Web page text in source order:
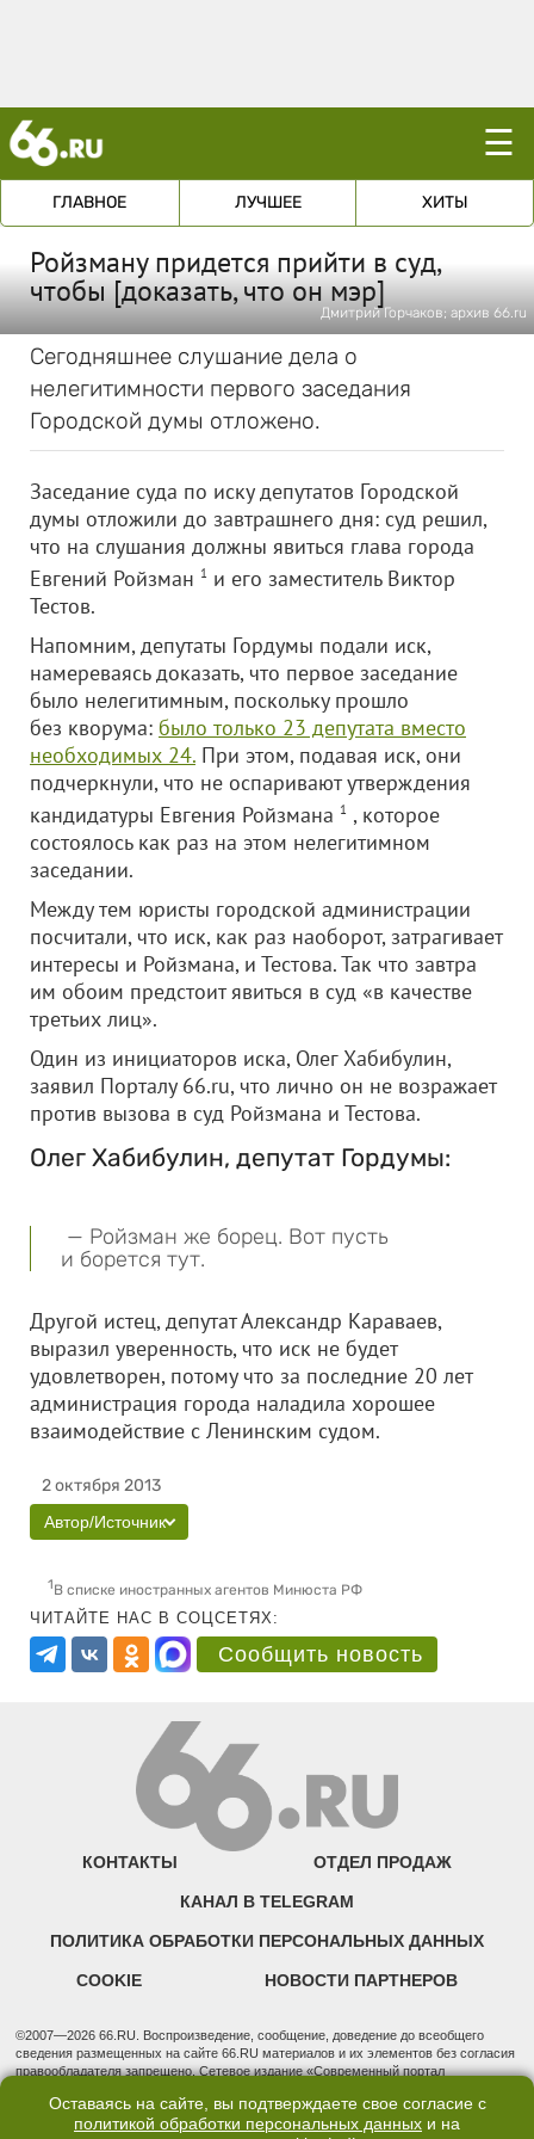
☰
ГЛАВНОЕ ЛУЧШЕЕ ХИТЫ
Ройзману придется прийти в суд,
чтобы [доказать, что он мэр]
Дмитрий Горчаков; архив 66.ru
Сегодняшнее слушание дела о
нелегитимности первого заседания
Городской думы отложено.
Заседание суда по иску депутатов Городской
думы отложили до завтрашнего дня: суд решил,
что на слушания должны явиться глава города
Евгений Ройзман 1 и его заместитель Виктор
Тестов.
Напомним, депутаты Гордумы подали иск,
намереваясь доказать, что первое заседание
было нелегитимным, поскольку прошло
без кворума: было только 23 депутата вместо
необходимых 24. При этом, подавая иск, они
подчеркнули, что не оспаривают утверждения
кандидатуры Евгения Ройзмана 1 , которое
состоялось как раз на этом нелегитимном
заседании.
Между тем юристы городской администрации
посчитали, что иск, как раз наоборот, затрагивает
интересы и Ройзмана, и Тестова. Так что завтра
им обоим предстоит явиться в суд «в качестве
третьих лиц».
Один из инициаторов иска, Олег Хабибулин,
заявил Порталу 66.ru, что лично он не возражает
против вызова в суд Ройзмана и Тестова.
Олег Хабибулин, депутат Гордумы:
— Ройзман же борец. Вот пусть
и борется тут.
Другой истец, депутат Александр Караваев,
выразил уверенность, что иск не будет
удовлетворен, потому что за последние 20 лет
администрация города наладила хорошее
взаимодействие с Ленинским судом.
2 октября 2013
Автор/Источник
1В списке иностранных агентов Минюста РФ
ЧИТАЙТЕ НАС В СОЦСЕТЯХ:
Сообщить новость
КОНТАКТЫ ОТДЕЛ ПРОДАЖ
КАНАЛ В TELEGRAM
ПОЛИТИКА ОБРАБОТКИ ПЕРСОНАЛЬНЫХ ДАННЫХ
COOKIE НОВОСТИ ПАРТНЕРОВ
©2007—2026 66.RU. Воспроизведение, сообщение, доведение до всеобщего
сведения размещенных на сайте 66.RU материалов и их элементов без согласия
правообладателя запрещено. Сетевое издание «Современный портал
надзору в сфере связи, информационных технологий и массовых коммуникаций
(Роскомнадзор). Регистрационный номер ЭЛ № ФС 77 - 76634 от 02.09.2019
Оставаясь на сайте, вы подтверждаете свое согласие с
политикой обработки персональных данных и на